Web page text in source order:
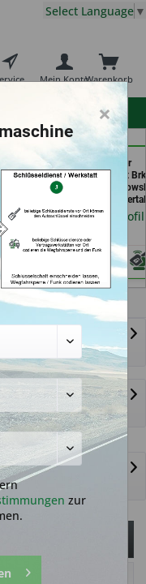
Warenkorb
Mein Konto
Select Language ▼
Bergischer
Schlüsseldienst
Brkic &
GbR (in
Händlerprofil
×
zur